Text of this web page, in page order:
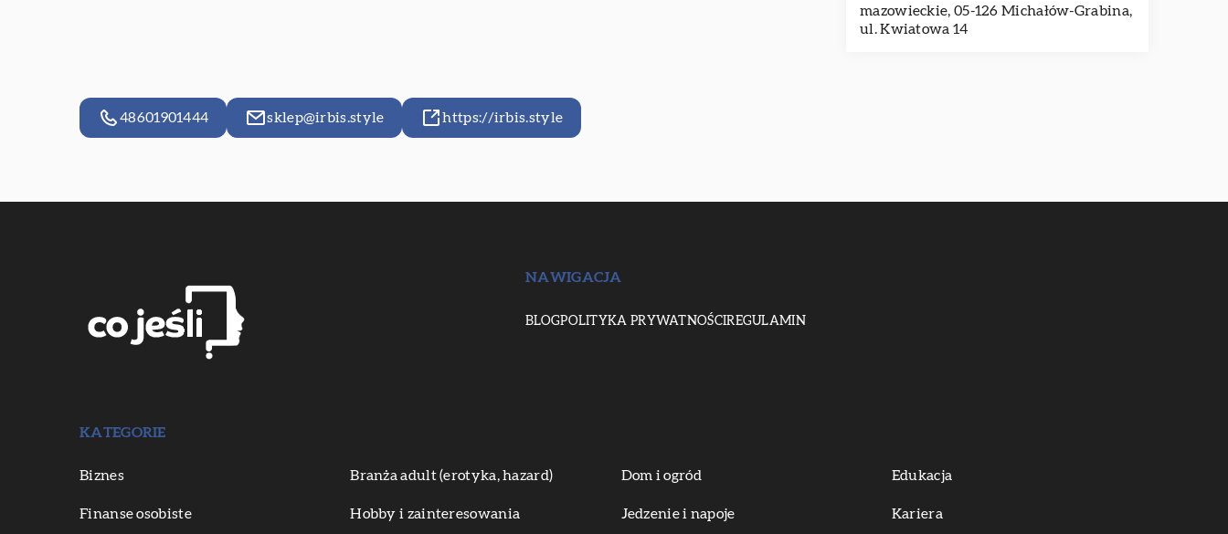
mazowieckie, 05-126 Michałów-Grabina,
ul. Kwiatowa 14
48601901444 sklep@irbis.style https://irbis.style
NAWIGACJA
BLOGPOLITYKA PRYWATNOŚCIREGULAMIN
KATEGORIE
Biznes Branża adult (erotyka, hazard) Dom i ogród Edukacja
Finanse osobiste Hobby i zainteresowania Jedzenie i napoje Kariera